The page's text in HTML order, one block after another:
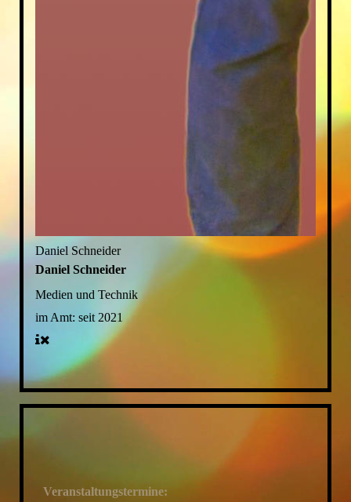
Daniel Schneider
Daniel Schneider
Medien und Technik
im Amt: seit 2021
Veranstaltungstermine: